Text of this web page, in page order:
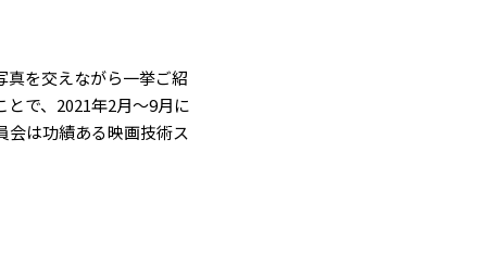
を交えながら一挙ご紹
で、2021年2月〜9月に
会は功績ある映画技術ス